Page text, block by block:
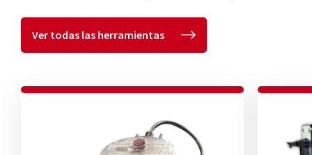
Ver todas las herramientas